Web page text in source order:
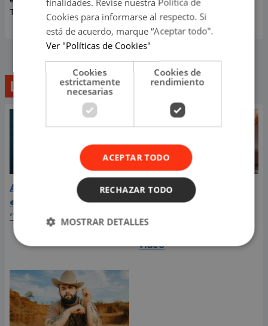
Teleticket.
Lo último
Aria Vega conquista con
el lanzamiento de
‘Tototo (+4)’
¿Greeicy está
embarazada de su
segundo hijo? Mike Bahía
video
Cookies para informarse al respecto. Si
está de acuerdo, marque “Aceptar todo".
Ver "Políticas de Cookies"
Cookies
estrictamente
necesarias
Cookies de
rendimiento
ACEPTAR TODO
RECHAZAR TODO
MOSTRAR DETALLES